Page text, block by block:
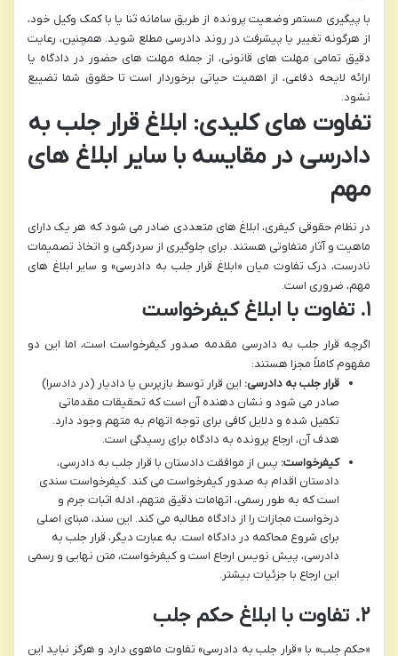
با پیگیری مستمر وضعیت پرونده از طریق سامانه ثنا یا با کمک وکیل خود،
از هرگونه تغییر یا پیشرفت در روند دادرسی مطلع شوید. همچنین، رعایت
دقیق تمامی مهلت های قانونی، از جمله مهلت های حضور در دادگاه یا
ارائه لایحه دفاعی، از اهمیت حیاتی برخوردار است تا حقوق شما تضییع
نشود.
تفاوت های کلیدی: ابلاغ قرار جلب به
دادرسی در مقایسه با سایر ابلاغ های
مهم
در نظام حقوقی کیفری، ابلاغ های متعددی صادر می شود که هر یک دارای
ماهیت و آثار متفاوتی هستند. برای جلوگیری از سردرگمی و اتخاذ تصمیمات
نادرست، درک تفاوت میان «ابلاغ قرار جلب به دادرسی» و سایر ابلاغ های
مهم، ضروری است.
۱. تفاوت با ابلاغ کیفرخواست
اگرچه قرار جلب به دادرسی مقدمه صدور کیفرخواست است، اما این دو
مفهوم کاملاً مجزا هستند:
قرار جلب به دادرسی: این قرار توسط بازپرس یا دادیار (در دادسرا)
صادر می شود و نشان دهنده آن است که تحقیقات مقدماتی
تکمیل شده و دلایل کافی برای توجه اتهام به متهم وجود دارد.
هدف آن، ارجاع پرونده به دادگاه برای رسیدگی است.
کیفرخواست: پس از موافقت دادستان با قرار جلب به دادرسی،
دادستان اقدام به صدور کیفرخواست می کند. کیفرخواست سندی
است که به طور رسمی، اتهامات دقیق متهم، ادله اثبات جرم و
درخواست مجازات را از دادگاه مطالبه می کند. این سند، مبنای اصلی
برای شروع محاکمه در دادگاه است. به عبارت دیگر، قرار جلب به
دادرسی، پیش نویس ارجاع است و کیفرخواست، متن نهایی و رسمی
این ارجاع با جزئیات بیشتر.
۲. تفاوت با ابلاغ حکم جلب
«حکم جلب» با «قرار جلب به دادرسی» تفاوت ماهوی دارد و هرگز نباید این